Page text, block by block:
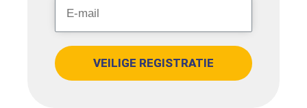
VEILIGE REGISTRATIE